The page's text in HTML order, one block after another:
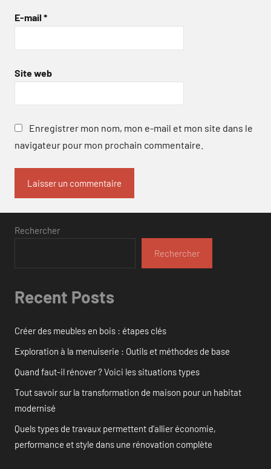
E-mail *
Site web
Enregistrer mon nom, mon e-mail et mon site dans le
navigateur pour mon prochain commentaire.
Rechercher
Rechercher
Recent Posts
Créer des meubles en bois : étapes clés
Exploration à la menuiserie : Outils et méthodes de base
Quand faut-il rénover ? Voici les situations types
Tout savoir sur la transformation de maison pour un habitat
modernisé
Quels types de travaux permettent d’allier économie,
performance et style dans une rénovation complète